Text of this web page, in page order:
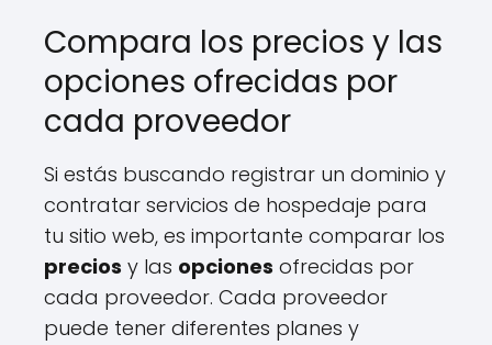
Compara los precios y las
opciones ofrecidas por
cada proveedor
Si estás buscando registrar un dominio y
contratar servicios de hospedaje para
tu sitio web, es importante comparar los
precios y las opciones ofrecidas por
cada proveedor. Cada proveedor
puede tener diferentes planes y